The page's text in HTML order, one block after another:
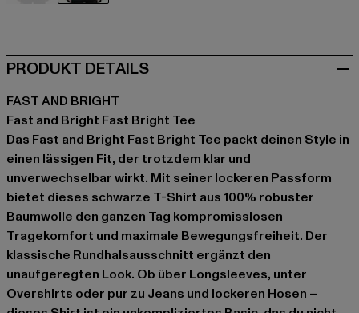
PRODUKT DETAILS
FAST AND BRIGHT
Fast and Bright Fast Bright Tee
Das Fast and Bright Fast Bright Tee packt deinen Style in
einen lässigen Fit, der trotzdem klar und
unverwechselbar wirkt. Mit seiner lockeren Passform
bietet dieses schwarze T-Shirt aus 100% robuster
Baumwolle den ganzen Tag kompromisslosen
Tragekomfort und maximale Bewegungsfreiheit. Der
klassische Rundhalsausschnitt ergänzt den
unaufgeregten Look. Ob über Longsleeves, unter
Overshirts oder pur zu Jeans und lockeren Hosen –